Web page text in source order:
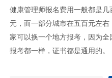
健康管理师报名费用一般都是
元，而一部分城市在五百元左
家可以换一个地方报考，因为
报考都一样，证书都是通用的。